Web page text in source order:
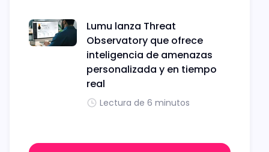
Lumu lanza Threat
Observatory que ofrece
inteligencia de amenazas
personalizada y en tiempo
real
Lectura de 6 minutos